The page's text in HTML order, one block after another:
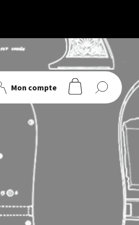
Mon compte
articles